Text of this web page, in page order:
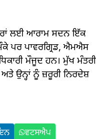
ਲਈ ਆਰਾਮ ਸਦਨ ਇੱਕ
ਪਰ ਪਾਵਰਗ੍ਰਿਡ, ਐਮਐਸ
ਮੌਜੂਦ ਹਨ। ਮੁੱਖ ਮੰਤਰੀ
ਉਨ੍ਹਾਂ ਨੂੰ ਜ਼ਰੂਰੀ ਨਿਰਦੇਸ਼
ਵਟਸਐਪ